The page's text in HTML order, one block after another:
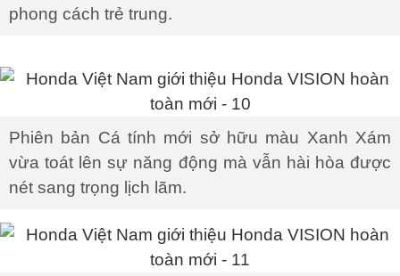
phong cách trẻ trung.
Phiên bản Cá tính mới sở hữu màu Xanh Xám
vừa toát lên sự năng động mà vẫn hài hòa được
nét sang trọng lịch lãm.